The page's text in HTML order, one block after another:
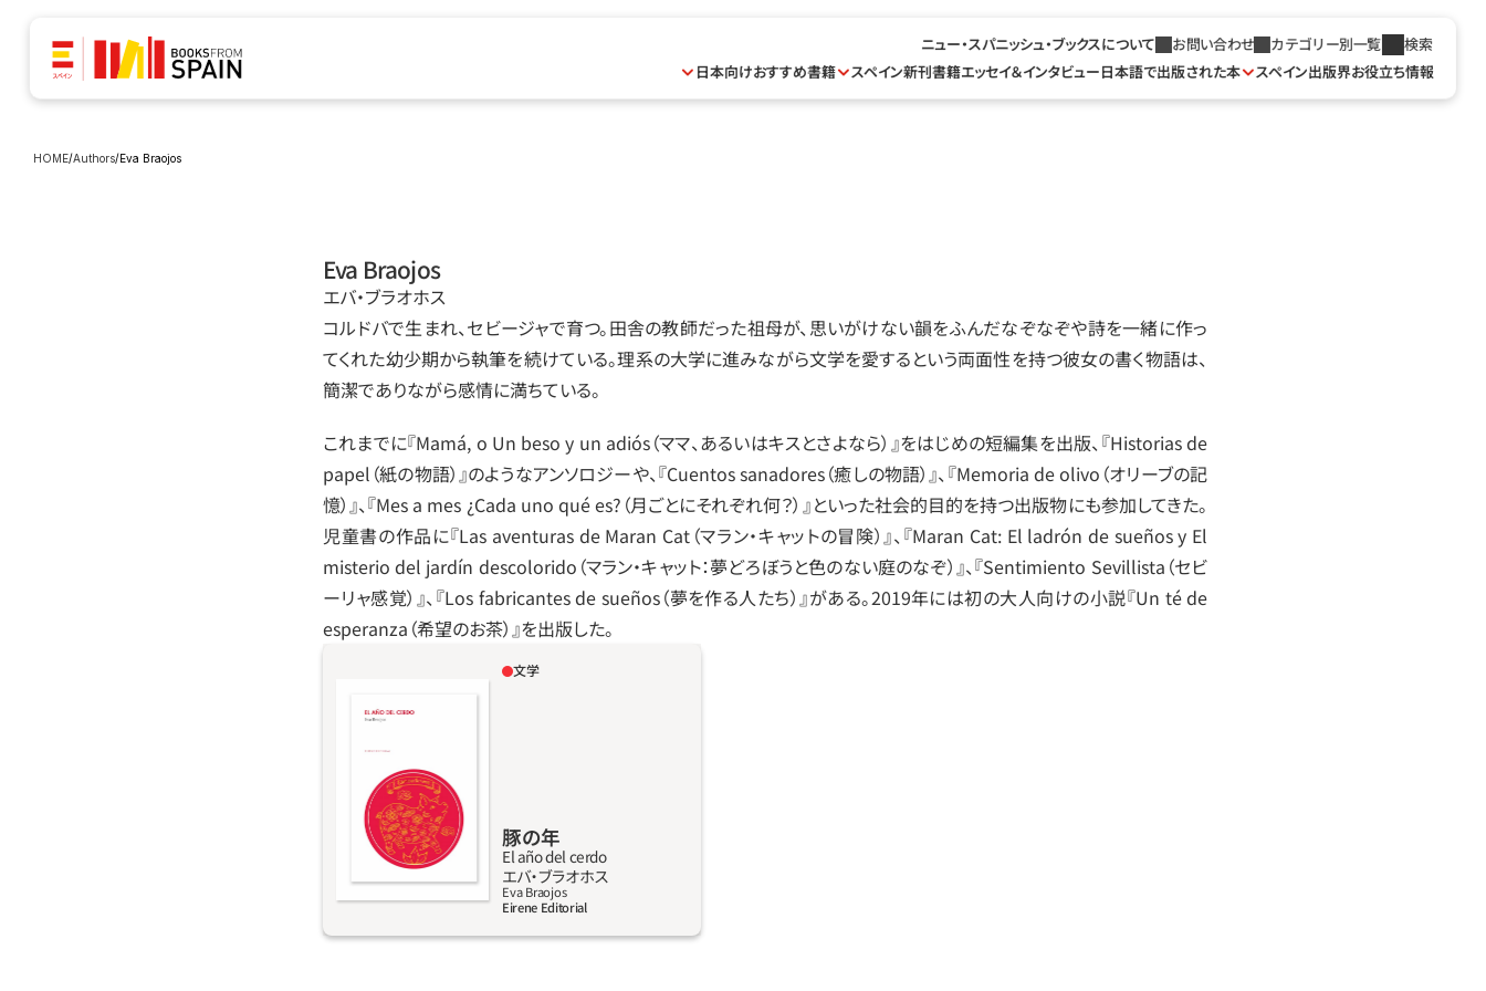
ニュー・スパニッシュ・ブックスについて お問い合わせ カテゴリー別一覧
検索
日本向けおすすめ書籍
スペイン新刊書籍エッセイ＆インタビュー日本語で出版された本 スペイン出版界お役立ち情報
HOME/Authors/Eva Braojos
Eva Braojos
エバ・ブラオホス
コルドバで生まれ、セビージャで育つ。田舎の教師だった祖母が、思いがけない韻をふんだなぞなぞや詩を一緒に作っ
てくれた幼少期から執筆を続けている。理系の大学に進みながら文学を愛するという両面性を持つ彼女の書く物語は、
簡潔でありながら感情に満ちている。
これまでに『Mamá, o Un beso y un adiós（ママ、あるいはキスとさよなら）』をはじめの短編集を出版、『Historias de
papel（紙の物語）』のようなアンソロジーや、『Cuentos sanadores（癒しの物語）』、『Memoria de olivo（オリーブの記
憶）』、『Mes a mes ¿Cada uno qué es?（月ごとにそれぞれ何？）』といった社会的目的を持つ出版物にも参加してきた。
児童書の作品に『Las aventuras de Maran Cat（マラン・キャットの冒険）』、『Maran Cat: El ladrón de sueños y El
misterio del jardín descolorido（マラン・キャット：夢どろぼうと色のない庭のなぞ）』、『Sentimiento Sevillista（セビ
ーリャ感覚）』、『Los fabricantes de sueños（夢を作る人たち）』がある。2019年には初の大人向けの小説『Un té de
esperanza（希望のお茶）』を出版した。
中国の暦でいう豚年に生まれ、驚くべき絆で結
ばれたエルビラ、アナ、ハシント、テロ、イバン、
る小説。読者をぐいぐいひきこむ。 働いていた
工場の閉鎖によって彼らの人生がどうなって
いくかを巡って物語は展開する。彼らの夢、秘
密、そして内なる葛藤があらわになり、その行
動が新たな結果を招いていく。 巧妙な文章が読
者をとらえ、裏切りと同盟の世界へと誘いこ
む。種子を蒔けば、すべてを収穫することがで
きるのかを問いかける強烈な人間ドラマ。
詳しく見る
文学
豚の年
El año del cerdo
エバ・ブラオホス
Eva Braojos
Eirene Editorial